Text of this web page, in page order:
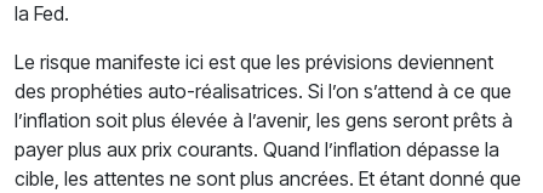
la Fed.
Le risque manifeste ici est que les prévisions deviennent
des prophéties auto-réalisatrices. Si l’on s’attend à ce que
l’inflation soit plus élevée à l’avenir, les gens seront prêts à
payer plus aux prix courants. Quand l’inflation dépasse la
cible, les attentes ne sont plus ancrées. Et étant donné que